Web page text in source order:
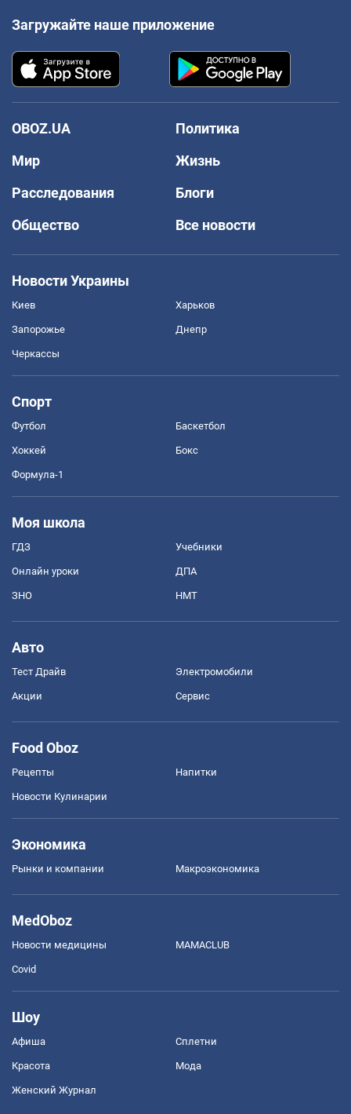
Загружайте наше приложение
OBOZ.UA
Политика
Мир
Жизнь
Расследования
Блоги
Общество
Все новости
Новости Украины
Киев Харьков
Запорожье Днепр
Черкассы
Спорт
Футбол Баскетбол
Хоккей Бокс
Формула-1
Моя школа
ГДЗ Учебники
Онлайн уроки ДПА
ЗНО НМТ
Авто
Тест Драйв Электромобили
Акции Сервис
Food Oboz
Рецепты Напитки
Новости Кулинарии
Экономика
Рынки и компании Mакроэкономика
MedOboz
Новости медицины MAMACLUB
Covid
Шоу
Афиша Сплетни
Красота Мода
Женский Журнал